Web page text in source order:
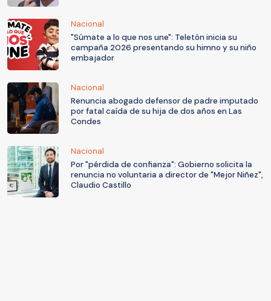
Nacional
"Súmate a lo que nos une": Teletón inicia su
campaña 2026 presentando su himno y su niño
embajador
Nacional
Renuncia abogado defensor de padre imputado
por fatal caída de su hija de dos años en Las
Condes
Nacional
Por "pérdida de confianza": Gobierno solicita la
renuncia no voluntaria a director de "Mejor Niñez",
Claudio Castillo